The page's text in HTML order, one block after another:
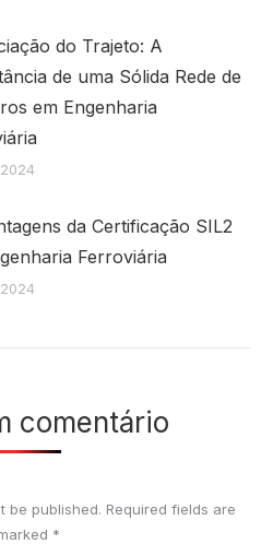
do Trajeto: A
de uma Sólida Rede de
em Engenharia
da Certificação SIL2
Ferroviária
comentário
be published. Required fields are
*